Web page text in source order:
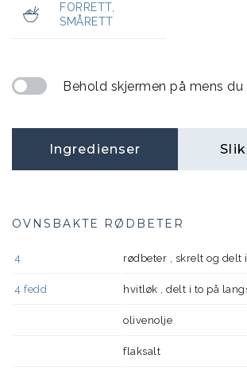
FORRETT,
SMÅRETT
Behold skjermen på mens
Ingredienser
OVNSBAKTE RØDBETER
4 rødbeter , skrelt og delt
4 fedd hvitløk , delt i to på
olivenolje
flaksalt